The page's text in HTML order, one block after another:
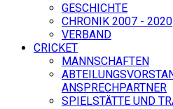
GESCHICHTE
CHRONIK 2007 - 2020
VERBAND
CRICKET
MANNSCHAFTEN
ANSPRECHPARTNER
SPIELSTÄTTE UND